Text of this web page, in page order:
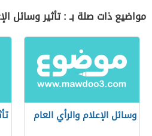
مواضيع ذات صلة بـ : تأثير وسائل
وسائل الإعلام والرأي العام